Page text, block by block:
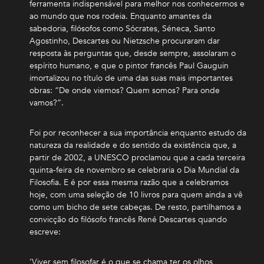
ferramenta indispensável para melhor nos conhecermos e
ao mundo que nos rodeia. Enquanto amantes da
sabedoria, filósofos como Sócrates, Séneca, Santo
Agostinho, Descartes ou Nietzsche procuraram dar
resposta às perguntas que, desde sempre, assolaram o
espírito humano, e que o pintor francês Paul Gauguin
imortalizou no título de uma das suas mais importantes
obras: “De onde viemos? Quem somos? Para onde
vamos?”.
Foi por reconhecer a sua importância enquanto estudo da
natureza da realidade e do sentido da existência que, a
partir de 2002, a UNESCO proclamou que a cada terceira
quinta-feira de novembro se celebraria o Dia Mundial da
Filosofia. E é por essa mesma razão que a celebramos
hoje, com uma seleção de 10 livros para quem ainda a vê
como um bicho de sete cabeças. De resto, partilhamos a
convicção do filósofo francês René Descartes quando
escreve: